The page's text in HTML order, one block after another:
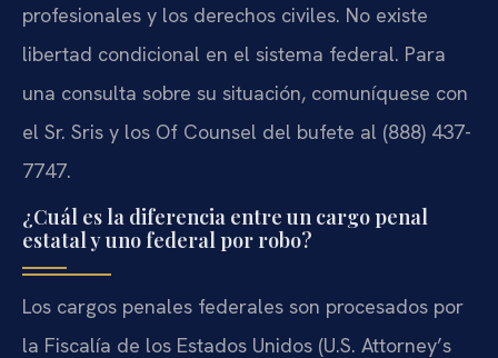
profesionales y los derechos civiles. No existe
libertad condicional en el sistema federal. Para
una consulta sobre su situación, comuníquese con
el Sr. Sris y los Of Counsel del bufete al (888) 437-
7747.
¿Cuál es la diferencia entre un cargo penal
estatal y uno federal por robo?
Los cargos penales federales son procesados por
la Fiscalía de los Estados Unidos (U.S. Attorney’s